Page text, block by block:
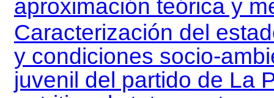
aproximación teórica y
Caracterización del
y condiciones socio-
juvenil del partido de La